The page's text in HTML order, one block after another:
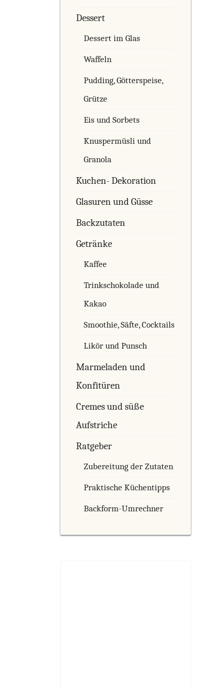
Dessert
Dessert im Glas
Waffeln
Pudding, Götterspeise,
Grütze
Eis und Sorbets
Knuspermüsli und
Granola
Kuchen- Dekoration
Glasuren und Güsse
Backzutaten
Getränke
Kaffee
Trinkschokolade und
Kakao
Smoothie, Säfte, Cocktails
Likör und Punsch
Marmeladen und
Konfitüren
Cremes und süße
Aufstriche
Ratgeber
Zubereitung der Zutaten
Praktische Küchentipps
Backform-Umrechner